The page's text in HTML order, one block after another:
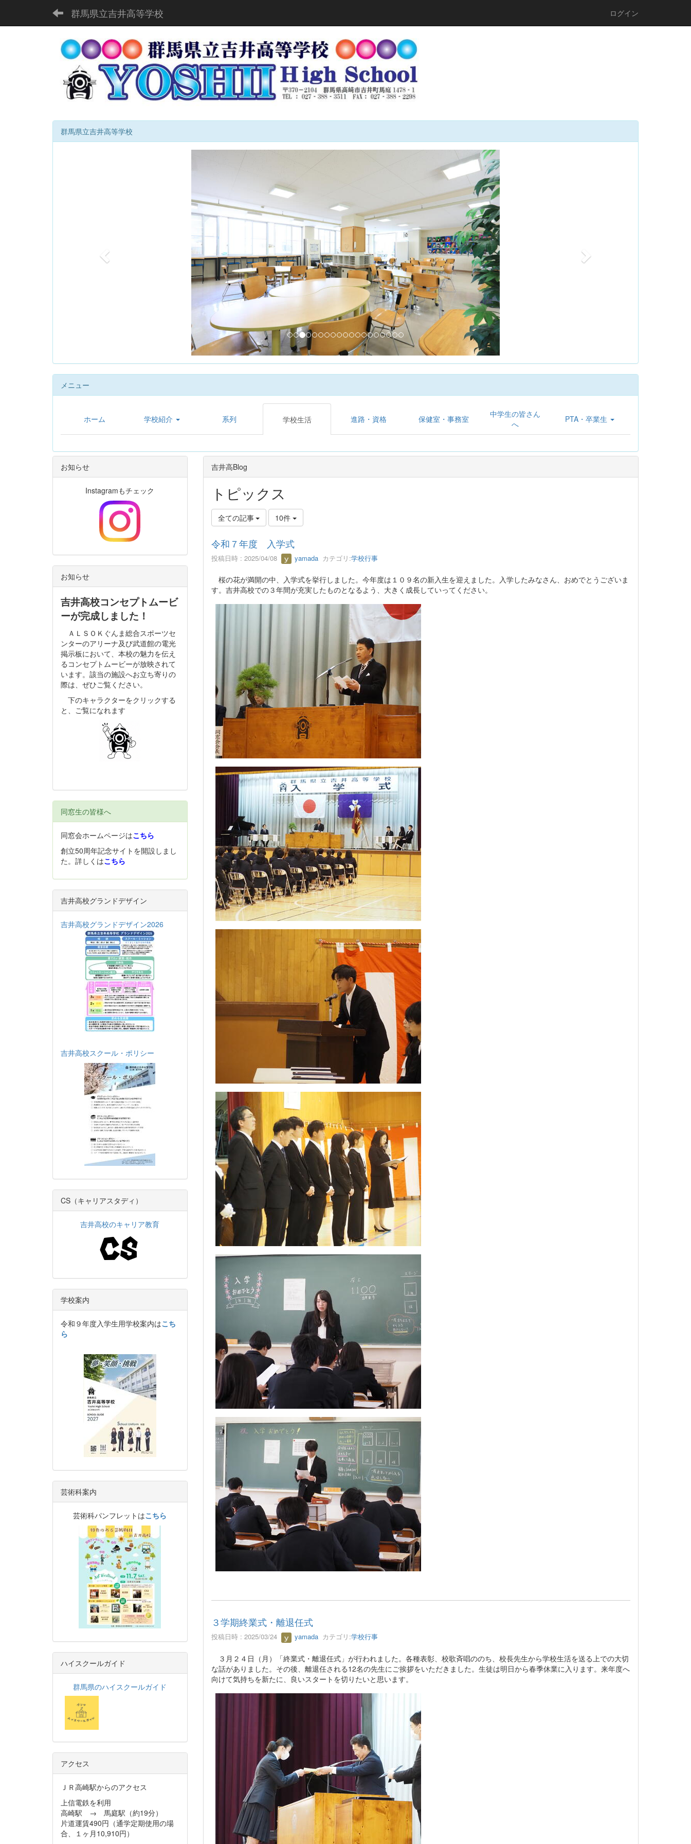
群馬県立吉井高等学校 ログイン
群馬県立吉井高等学校
s
メニュー
ホーム 学校紹介 系列 学校生活 進路・資格 保健室・事務室
中学生の皆さん
へ
PTA・卒業生
吉井高Blog
トピックス
全ての記事 10件
令和７年度 入学式
投稿日時 : 2025/04/08 yamadaカテゴリ:学校行事
桜の花が満開の中、入学式を挙行しました。今年度は１０９名の新入生を迎えました。入学したみなさん、おめでとうございま
す。吉井高校での３年間が充実したものとなるよう、大きく成長していってください。
３学期終業式・離退任式
投稿日時 : 2025/03/24 yamadaカテゴリ:学校行事
３月２４日（月）「終業式・離退任式」が行われました。各種表彰、校歌斉唱ののち、校長先生から学校生活を送る上での大切
な話がありました。その後、離退任される12名の先生にご挨拶をいただきました。生徒は明日から春季休業に入ります。来年度へ
向けて気持ちを新たに、良いスタートを切りたいと思います。
お知らせ
Instagramもチェック
お知らせ
吉井高校コンセプトムービ
ーが完成しました！
ＡＬＳＯＫぐんま総合スポーツセ
ンターのアリーナ及び武道館の電光
掲示板において、本校の魅力を伝え
るコンセプトムービーが放映されて
います。該当の施設へお立ち寄りの
際は、ぜひご覧ください。
下のキャラクターをクリックする
と、ご覧になれます
同窓生の皆様へ
同窓会ホームページはこちら
創立50周年記念サイトを開設しまし
た。詳しくはこちら
吉井高校グランドデザイン
吉井高校グランドデザイン2026
吉井高校スクール・ポリシー
CS（キャリアスタディ）
吉井高校のキャリア教育
学校案内
令和９年度入学生用学校案内はこち
ら
芸術科案内
芸術科パンフレットはこちら
ハイスクールガイド
群馬県のハイスクールガイド
アクセス
ＪＲ高崎駅からのアクセス
上信電鉄を利用
高崎駅 → 馬庭駅（約19分）
片道運賃490円（通学定期使用の場
合、１ヶ月10,910円）